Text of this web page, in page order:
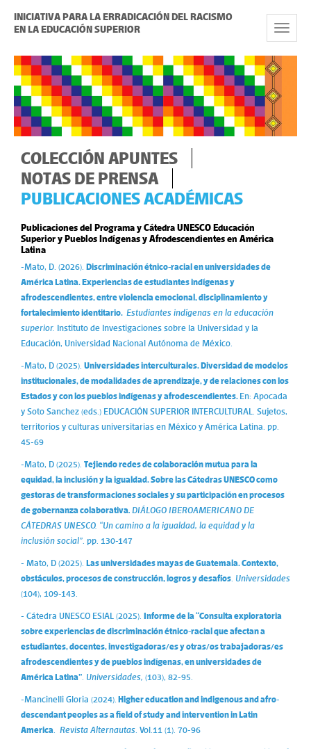
Toggle
INICIATIVA PARA LA ERRADICACIÓN DEL RACISMO
EN LA EDUCACIÓN SUPERIOR
COLECCIÓN APUNTES
NOTAS DE PRENSA
PUBLICACIONES ACADÉMICAS
Publicaciones del Programa y Cátedra UNESCO Educación
Superior y Pueblos Indígenas y Afrodescendientes en América
Latina
-Mato, D. (2026). Discriminación étnico-racial en universidades de
América Latina. Experiencias de estudiantes indígenas y
afrodescendientes, entre violencia emocional, disciplinamiento y
fortalecimiento identitario. Estudiantes indígenas en la educación
superior. Instituto de Investigaciones sobre la Universidad y la
Educación, Universidad Nacional Autónoma de México.
-Mato, D (2025). Universidades interculturales. Diversidad de modelos
institucionales, de modalidades de aprendizaje, y de relaciones con los
Estados y con los pueblos indígenas y afrodescendientes. En: Apocada
y Soto Sanchez (eds.) EDUCACIÓN SUPERIOR INTERCULTURAL. Sujetos,
territorios y culturas universitarias en México y América Latina. pp.
45-69
-Mato, D (2025). Tejiendo redes de colaboración mutua para la
equidad, la inclusión y la igualdad. Sobre las Cátedras UNESCO como
gestoras de transformaciones sociales y su participación en procesos
de gobernanza colaborativa. DIÁLOGO IBEROAMERICANO DE
CÁTEDRAS UNESCO. “Un camino a la igualdad, la equidad y la
inclusión social” . pp. 130-147
- Mato, D (2025). Las universidades mayas de Guatemala. Contexto,
obstáculos, procesos de construcción, logros y desafíos Universidades
(104), 109-143.
- Cátedra UNESCO ESIAL (2025). Informe de la “Consulta exploratoria
sobre experiencias de discriminación étnico-racial que afectan a
estudiantes, docentes, investigadoras/es y otras/os trabajadoras/es
afrodescendientes y de pueblos indígenas, en universidades de
América Latina” Universidades, (103), 82-95.
-Mancinelli Gloria (2024). Higher education and indigenous and afro-
descendant peoples as a field of study and intervention in Latin
America
Revista Alternautas . Vol.11 (1). 70-96